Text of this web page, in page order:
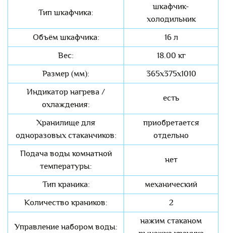
Тип шкафчика:
шкафчик-
холодильник
Объём шкафчика:
16 л
Вес:
18.00 кг
Размер (мм):
365x375x1010
Индикатор нагрева /
охлаждения:
есть
Хранилище для
одноразовых стаканчиков:
приобретается
отдельно
Подача воды комнатной
температуры:
нет
Тип краника:
механический
Количество краников:
2
Управление набором воды:
нажим стаканом